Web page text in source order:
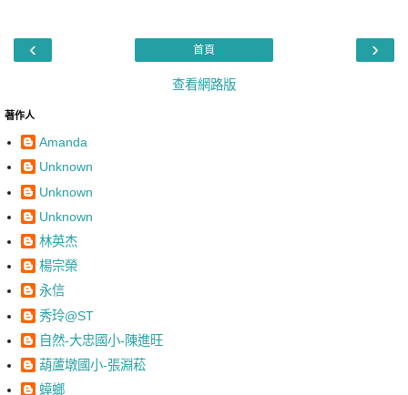
‹ ›
首頁
查看網路版
著作人
Amanda
Unknown
Unknown
Unknown
林英杰
楊宗榮
永信
秀玲@ST
自然-大忠國小-陳進旺
葫蘆墩國小-張淵菘
蟑螂